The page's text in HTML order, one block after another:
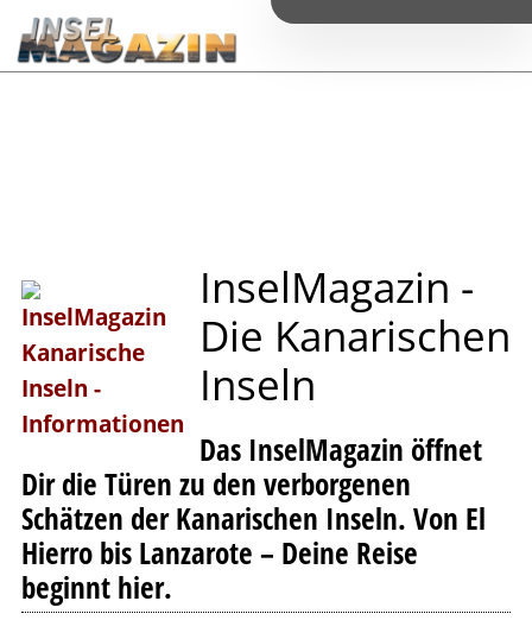
InselMagazin -
Die Kanarischen
Inseln
Das InselMagazin öffnet
Dir die Türen zu den verborgenen
Schätzen der Kanarischen Inseln. Von El
Hierro bis Lanzarote – Deine Reise
beginnt hier.